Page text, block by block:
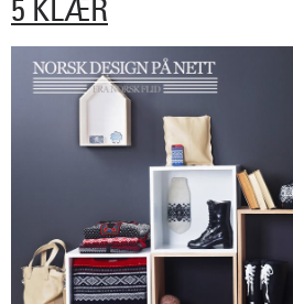
5 KLÆR